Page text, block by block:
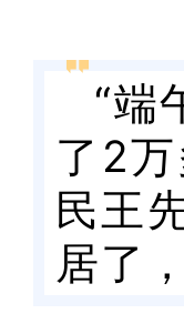
“端
了2
民王
居了